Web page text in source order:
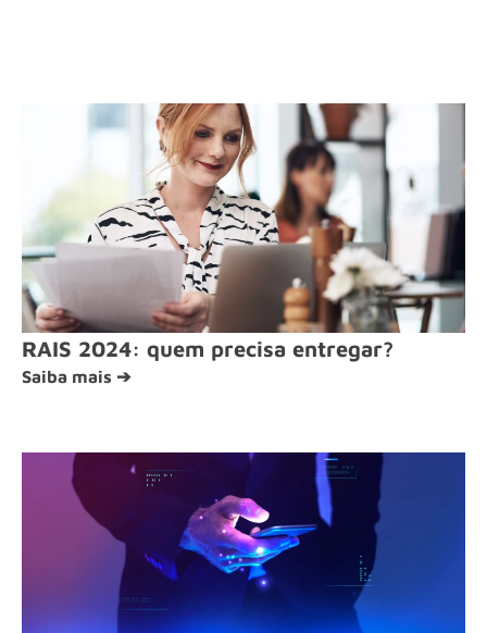
RAIS 2024: quem precisa entregar?
Saiba mais ➔